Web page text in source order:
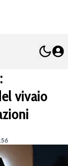
vivaio